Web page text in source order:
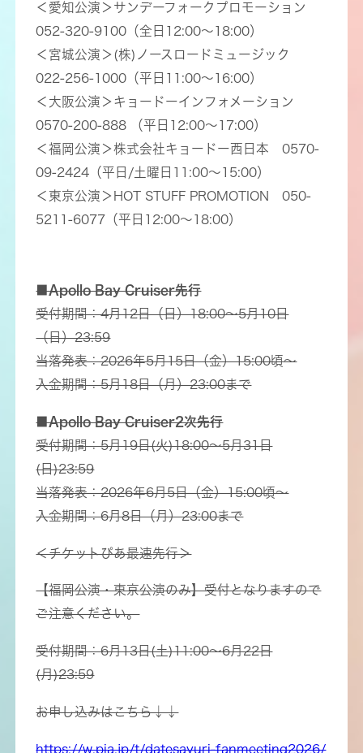
＜愛知公演＞サンデーフォークプロモーション
052-320-9100（全日12:00～18:00）
＜宮城公演＞(株)ノースロードミュージック
022-256-1000（平日11:00～16:00）
＜大阪公演＞キョードーインフォメーション
0570-200-888 （平日12:00～17:00）
＜福岡公演＞株式会社キョードー西日本 0570-
09-2424（平日/土曜日11:00～15:00）
＜東京公演＞HOT STUFF PROMOTION 050-
5211-6077（平日12:00～18:00）
■Apollo Bay Cruiser先行
受付期間：4月12日（日）18:00～5月10日
（日）23:59
当落発表：2026年5月15日（金）15:00頃～
入金期間：5月18日（月）23:00まで
■Apollo Bay Cruiser2次先行
受付期間：5月19日(火)18:00～5月31日
(日)23:59
当落発表：2026年6月5日（金）15:00頃～
入金期間：6月8日（月）23:00まで
＜チケットぴあ最速先行＞
【福岡公演・東京公演のみ】受付となりますので
ご注意ください。
受付期間：6月13日(土)11:00～6月22日
(月)23:59
お申し込みはこちら↓↓
https://w.pia.jp/t/datesayuri-fanmeeting2026/